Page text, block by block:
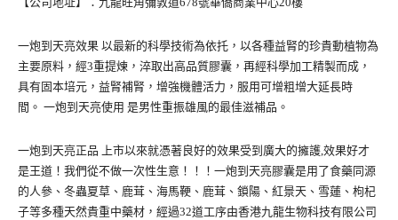
一炮到天亮效果 以最新的科學技術為依托，以各種益腎的珍貴動植物為
主要原料，經3重提煉，淬取出高品質膠囊，再經科學加工精製而成，
具有固本培元，益腎補腎，增強機體活力，服用可增粗增大延長時
間。 一炮到天亮使用 是男性重振雄風的最佳滋補品。
一炮到天亮正品 上市以來就憑著良好的效果受到廣大的擁護,效果好才
是王道！我們從不做一次性生意！！！一炮到天亮膠囊是用了食藥同源
的人參、冬蟲夏草、鹿茸、海馬鞕、鹿茸、鎖陽、紅景天、雪蓮、枸杞
子等多種天然貴重中藥材，經過32道工序由香港九龍生物科技有限公司